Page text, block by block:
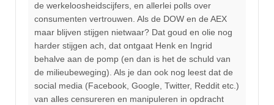
de werkeloosheidscijfers, en allerlei polls over
consumenten vertrouwen. Als de DOW en de AEX
maar blijven stijgen nietwaar? Dat goud en olie nog
harder stijgen ach, dat ontgaat Henk en Ingrid
behalve aan de pomp (en dan is het de schuld van
de milieubeweging). Als je dan ook nog leest dat de
social media (Facebook, Google, Twitter, Reddit etc.)
van alles censureren en manipuleren in opdracht